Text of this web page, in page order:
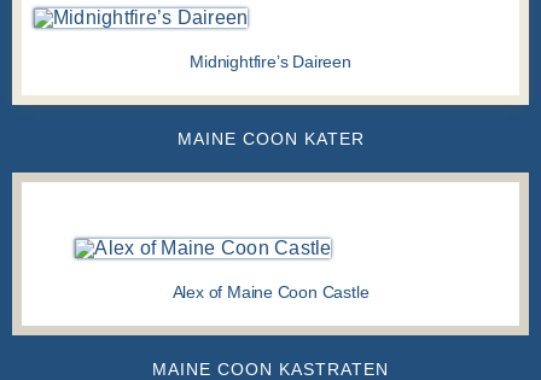
Midnightfire’s Daireen
MAINE COON KATER
Alex of Maine Coon Castle
MAINE COON KASTRATEN